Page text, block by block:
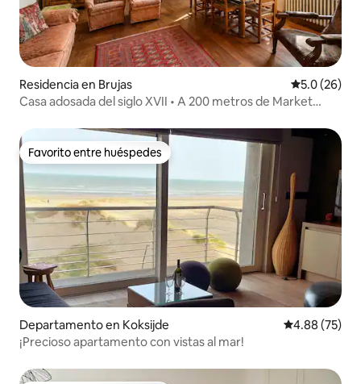
Residencia en Brujas Calificación
5.0 (26)
Casa adosada del siglo XVII • A 200 metros de Market
Favorito entre huéspedes
Favorito entre huéspedes
Departamento en Koksijde Calificación
4.88 (75)
¡Precioso apartamento con vistas al mar!